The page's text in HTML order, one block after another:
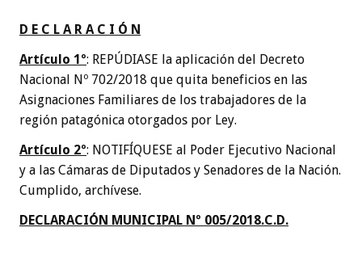
D E C L A R A C I Ó N
Artículo 1º: REPÚDIASE la aplicación del Decreto
Nacional Nº 702/2018 que quita beneficios en las
Asignaciones Familiares de los trabajadores de la
región patagónica otorgados por Ley.
Artículo 2º: NOTIFÍQUESE al Poder Ejecutivo Nacional
y a las Cámaras de Diputados y Senadores de la Nación.
Cumplido, archívese.
DECLARACIÓN MUNICIPAL Nº 005/2018.C.D.